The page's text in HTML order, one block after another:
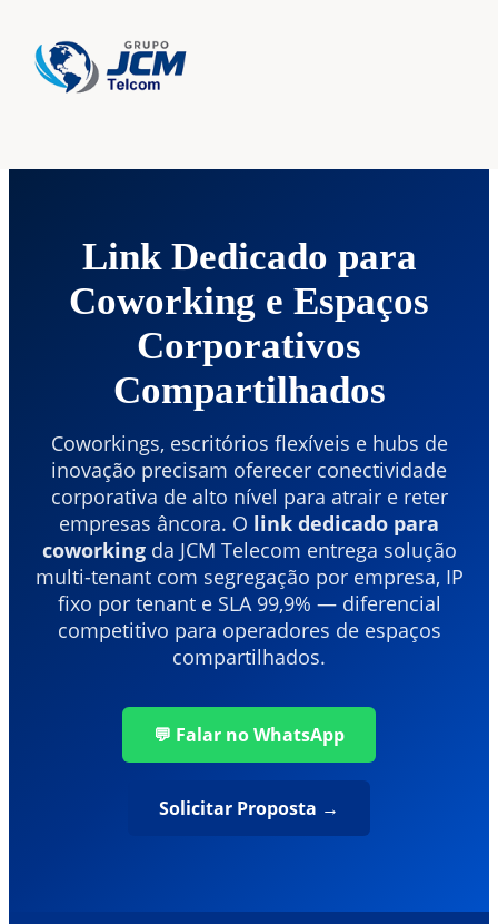
Link Dedicado para
Coworking e Espaços
Corporativos
Compartilhados
Coworkings, escritórios flexíveis e hubs de
inovação precisam oferecer conectividade
corporativa de alto nível para atrair e reter
empresas âncora. O link dedicado para
coworkingda JCM Telecom entrega solução
multi-tenant com segregação por empresa, IP
fixo por tenant e SLA 99,9% — diferencial
competitivo para operadores de espaços
compartilhados.
💬 Falar no WhatsApp
Solicitar Proposta →